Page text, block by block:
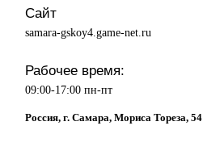
Сайт
samara-gskoy4.game-net.ru
Рабочее время:
09:00-17:00 пн-пт
Россия, г. Самара, Мориса Тореза, 54